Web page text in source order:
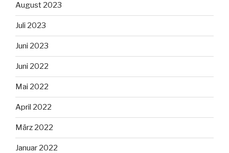
August 2023
Juli 2023
Juni 2023
Juni 2022
Mai 2022
April 2022
März 2022
Januar 2022